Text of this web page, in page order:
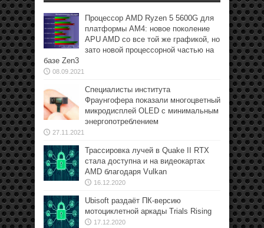
Процессор AMD Ryzen 5 5600G для
платформы АМ4: новое поколение
APU AMD со все той же графикой, но
зато новой процессорной частью на
базе Zen3
08.09.2021
Специалисты института
Фраунгофера показали многоцветный
микродисплей OLED с минимальным
энергопотреблением
27.11.2021
Трассировка лучей в Quake II RTX
стала доступна и на видеокартах
AMD благодаря Vulkan
16.12.2020
Ubisoft раздаёт ПК-версию
мотоциклетной аркады Trials Rising
17.12.2020